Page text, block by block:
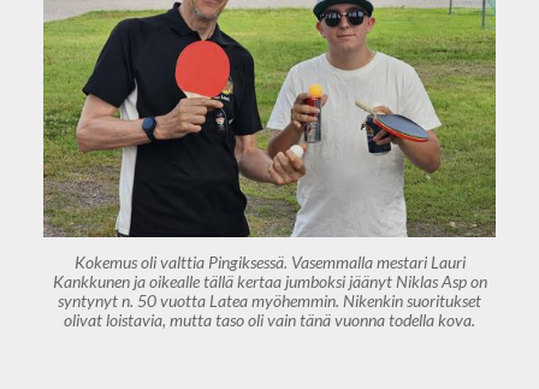
Kokemus oli valttia Pingiksessä. Vasemmalla mestari Lauri
Kankkunen ja oikealle tällä kertaa jumboksi jäänyt Niklas Asp on
syntynyt n. 50 vuotta Latea myöhemmin. Nikenkin suoritukset
olivat loistavia, mutta taso oli vain tänä vuonna todella kova.